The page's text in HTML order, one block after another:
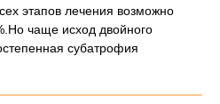
этапов лечения возможно
чаще исход двойного
субатрофия